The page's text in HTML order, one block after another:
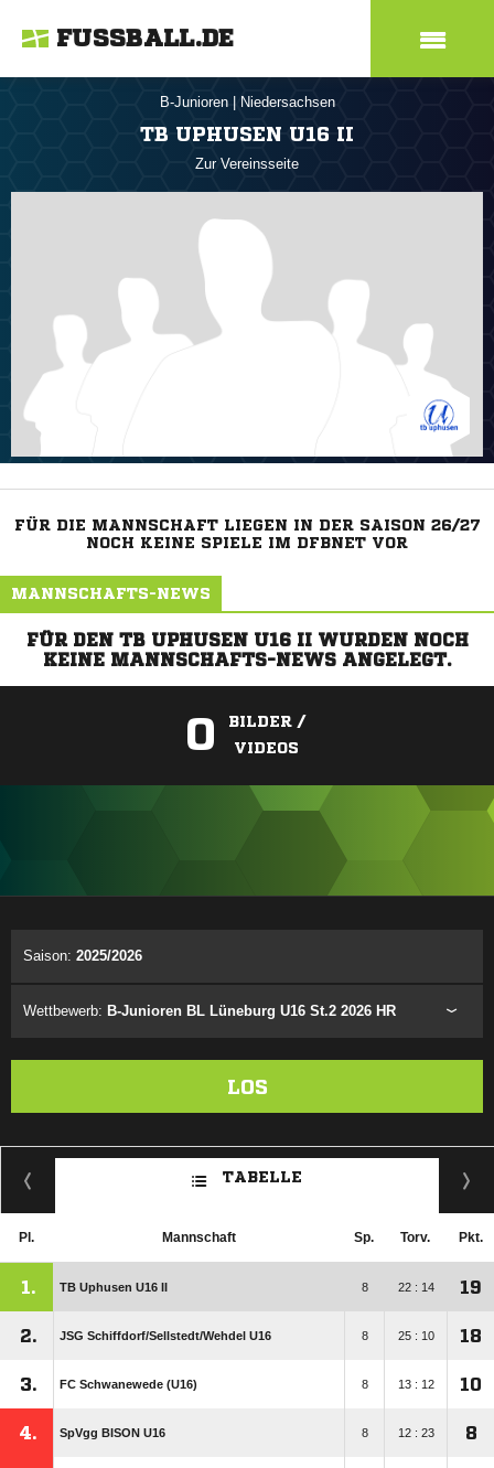
FUSSBALL.DE
B-Junioren Niedersachsen
TB UPHUSEN U16 II
Zur Vereinsseite
FÜR DIE MANNSCHAFT LIEGEN IN DER SAISON 26/27
NOCH KEINE SPIELE IM DFBNET VOR
MANNSCHAFTS-NEWS
FÜR DEN TB UPHUSEN U16 II WURDEN NOCH
KEINE MANNSCHAFTS-NEWS ANGELEGT.
0
BILDER /
VIDEOS
Saison: 2025/2026
Wettbewerb: B-Junioren BL Lüneburg U16 St.2 2026 HR
LOS
TABELLE
Pl. Mannschaft Sp. Torv. Pkt.
1. TB Uphusen U16 II 8 22 : 14 19
2. JSG Schiffdorf/​Sellstedt/​Wehdel U16 8 25 : 10 18
3. FC Schwanewede (U16) 8 13 : 12 10
4. SpVgg BISON U16 8 12 : 23 8